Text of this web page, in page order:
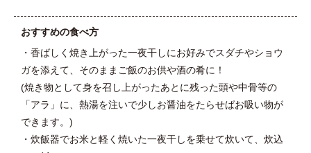
おすすめの食べ方
・香ばしく焼き上がった一夜干しにお好みでスダチやショウ
ガを添えて、そのままご飯のお供や酒の肴に！
(焼き物として身を召し上がったあとに残った頭や中骨等の
「アラ」に、熱湯を注いで少しお醤油をたらせばお吸い物が
できます。)
・炊飯器でお米と軽く焼いた一夜干しを乗せて炊いて、炊込